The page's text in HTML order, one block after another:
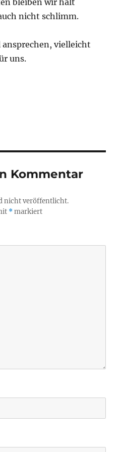
bleiben wir halt
nicht schlimm.
ansprechen, vielleicht
uns.
Kommentar
nicht veröffentlicht.
*markiert